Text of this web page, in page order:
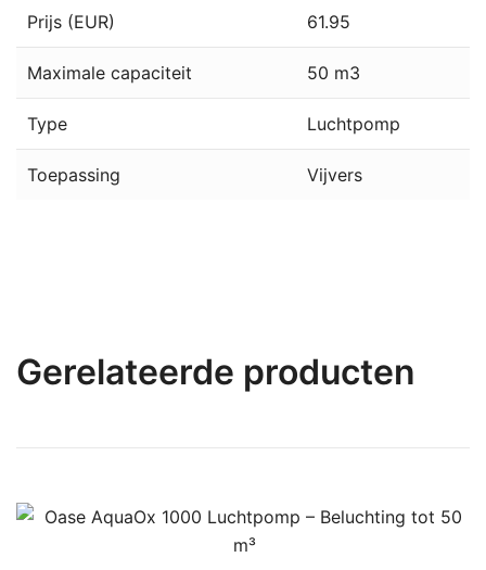
Prijs (EUR) 61.95
Maximale capaciteit 50 m3
Type Luchtpomp
Toepassing Vijvers
Gerelateerde producten